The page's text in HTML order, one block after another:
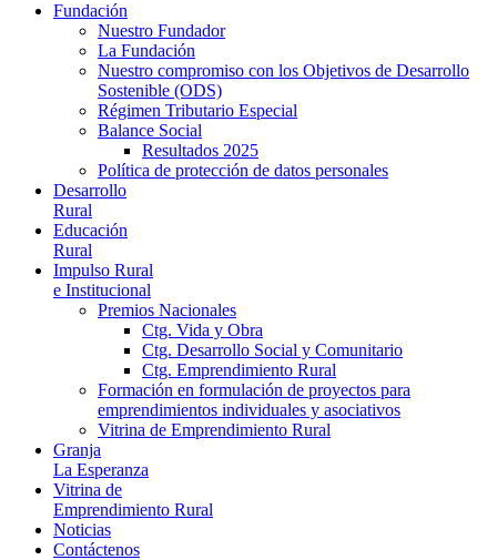
Fundación
Nuestro Fundador
La Fundación
Nuestro compromiso con los Objetivos de Desarrollo
Sostenible (ODS)
Régimen Tributario Especial
Balance Social
Resultados 2025
Política de protección de datos personales
Desarrollo
Rural
Educación
Rural
Impulso Rural
e Institucional
Premios Nacionales
Ctg. Vida y Obra
Ctg. Desarrollo Social y Comunitario
Ctg. Emprendimiento Rural
Formación en formulación de proyectos para
emprendimientos individuales y asociativos
Vitrina de Emprendimiento Rural
Granja
La Esperanza
Vitrina de
Emprendimiento Rural
Noticias
Contáctenos